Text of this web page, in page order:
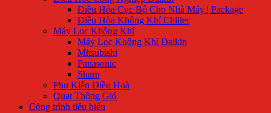
Điều Hòa Cục Bộ Cho Nhà Máy | Package
Điều Hòa Không Khí Chiller
Máy Lọc Không Khí
Máy Lọc Không Khí Daikin
Mitsubishi
Panasonic
Sharp
Phụ Kiện Điều Hoà
Quạt Thông Gió
Công trình tiêu biểu